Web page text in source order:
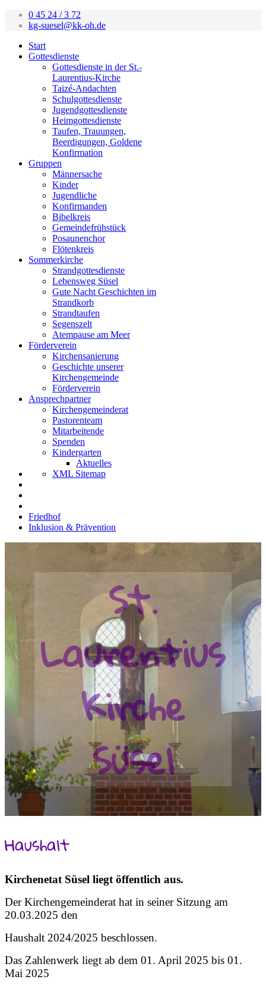
0 45 24 / 3 72
kg-suesel@kk-oh.de
Start
Gottesdienste
Gottesdienste in der St.-
Laurentius-Kirche
Taizé-Andachten
Schulgottesdienste
Jugendgottesdienste
Heimgottesdienste
Taufen, Trauungen,
Beerdigungen, Goldene
Konfirmation
Gruppen
Männersache
Kinder
Jugendliche
Konfirmanden
Bibelkreis
Gemeindefrühstück
Posaunenchor
Flötenkreis
Sommerkirche
Strandgottesdienste
Lebensweg Süsel
Gute Nacht Geschichten im
Strandkorb
Strandtaufen
Segenszelt
Atempause am Meer
Förderverein
Kirchensanierung
Geschichte unserer
Kirchengemeinde
Förderverein
Ansprechpartner
Kirchengemeinderat
Pastorenteam
Mitarbeitende
Spenden
Kindergarten
Aktuelles
XML Sitemap
Friedhof
Inklusion & Prävention
St.
Laurentius
Kirche
Süsel
Haushalt
Kirchenetat Süsel liegt öffentlich aus.
Der Kirchengemeinderat hat in seiner Sitzung am
20.03.2025 den
Haushalt 2024/2025 beschlossen.
Das Zahlenwerk liegt ab dem 01. April 2025 bis 01.
Mai 2025